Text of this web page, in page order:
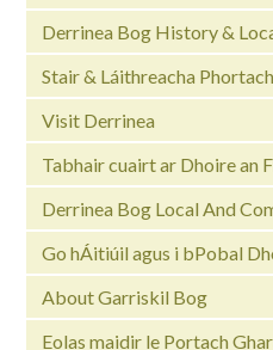
Derrinea Bog History &
Stair & Láithreacha
Visit Derrinea
Tabhair cuairt ar Dhoire an
Derrinea Bog Local And
Go hÁitiúil agus i bPobal
About Garriskil Bog
Eolas maidir le Portach